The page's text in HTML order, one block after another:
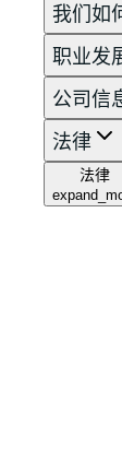
我们如
职业发
公司信
法律
法律